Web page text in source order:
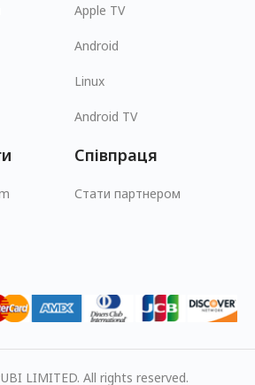
Apple TV
Android
Linux
Android TV
Співпраця
Стати партнером
LIMITED. All rights reserved.